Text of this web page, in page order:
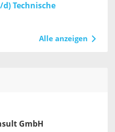
Technische
Alle anzeigen
GmbH